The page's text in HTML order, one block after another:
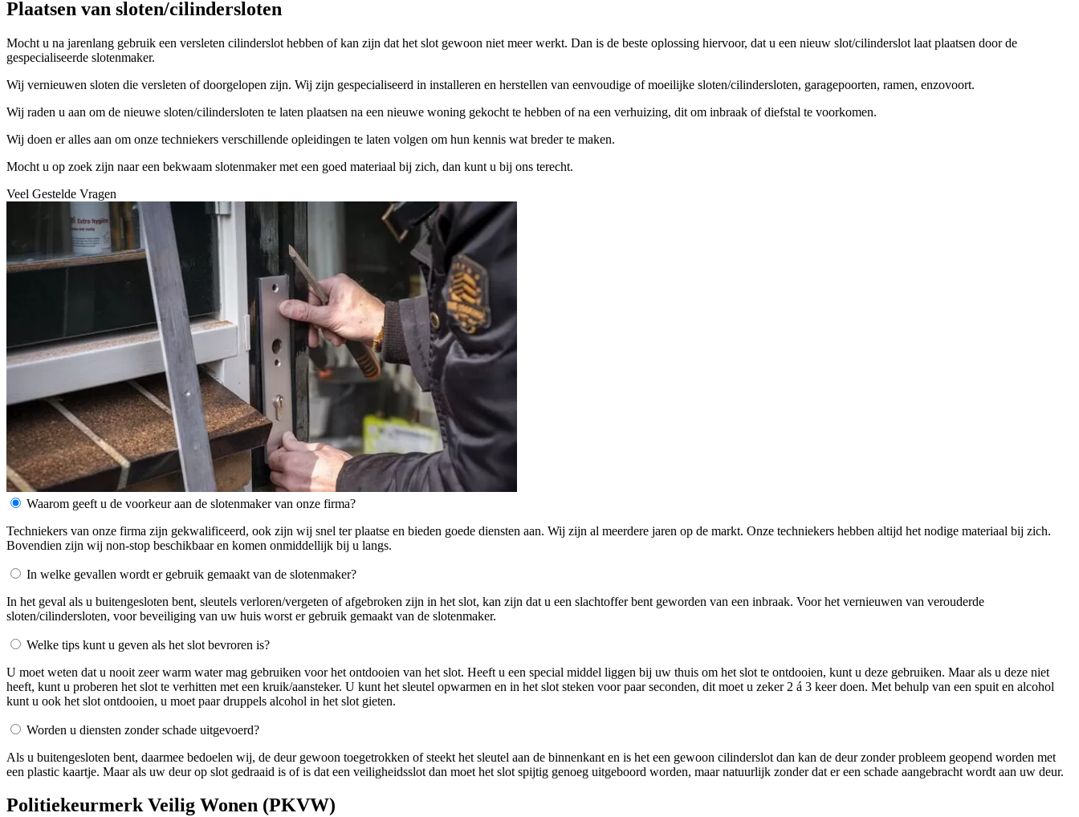
Plaatsen van sloten/cilindersloten
Mocht u na jarenlang gebruik een versleten cilinderslot hebben of kan zijn dat het slot gewoon niet meer werkt. Dan is de beste oplossing hiervoor, dat u een nieuw slot/cilinderslot laat plaatsen door de
gespecialiseerde slotenmaker.
Wij vernieuwen sloten die versleten of doorgelopen zijn. Wij zijn gespecialiseerd in installeren en herstellen van eenvoudige of moeilijke sloten/cilindersloten, garagepoorten, ramen, enzovoort.
Wij raden u aan om de nieuwe sloten/cilindersloten te laten plaatsen na een nieuwe woning gekocht te hebben of na een verhuizing, dit om inbraak of diefstal te voorkomen.
Wij doen er alles aan om onze techniekers verschillende opleidingen te laten volgen om hun kennis wat breder te maken.
Mocht u op zoek zijn naar een bekwaam slotenmaker met een goed materiaal bij zich, dan kunt u bij ons terecht.
Veel Gestelde Vragen
Waarom geeft u de voorkeur aan de slotenmaker van onze firma?
Techniekers van onze firma zijn gekwalificeerd, ook zijn wij snel ter plaatse en bieden goede diensten aan. Wij zijn al meerdere jaren op de markt. Onze techniekers hebben altijd het nodige materiaal bij zich.
Bovendien zijn wij non-stop beschikbaar en komen onmiddellijk bij u langs.
In welke gevallen wordt er gebruik gemaakt van de slotenmaker?
In het geval als u buitengesloten bent, sleutels verloren/vergeten of afgebroken zijn in het slot, kan zijn dat u een slachtoffer bent geworden van een inbraak. Voor het vernieuwen van verouderde
sloten/cilindersloten, voor beveiliging van uw huis worst er gebruik gemaakt van de slotenmaker.
Welke tips kunt u geven als het slot bevroren is?
U moet weten dat u nooit zeer warm water mag gebruiken voor het ontdooien van het slot. Heeft u een special middel liggen bij uw thuis om het slot te ontdooien, kunt u deze gebruiken. Maar als u deze niet
heeft, kunt u proberen het slot te verhitten met een kruik/aansteker. U kunt het sleutel opwarmen en in het slot steken voor paar seconden, dit moet u zeker 2 á 3 keer doen. Met behulp van een spuit en alcohol
kunt u ook het slot ontdooien, u moet paar druppels alcohol in het slot gieten.
Worden u diensten zonder schade uitgevoerd?
Als u buitengesloten bent, daarmee bedoelen wij, de deur gewoon toegetrokken of steekt het sleutel aan de binnenkant en is het een gewoon cilinderslot dan kan de deur zonder probleem geopend worden met
een plastic kaartje. Maar als uw deur op slot gedraaid is of is dat een veiligheidsslot dan moet het slot spijtig genoeg uitgeboord worden, maar natuurlijk zonder dat er een schade aangebracht wordt aan uw deur.
Politiekeurmerk Veilig Wonen (PKVW)